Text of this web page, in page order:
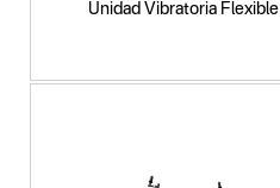
Unidad Vibratoria Flexible